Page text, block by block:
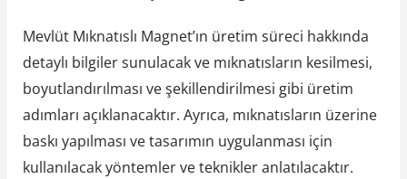
Mevlüt Mıknatıslı Magnet’ın üretim süreci hakkında
detaylı bilgiler sunulacak ve mıknatısların kesilmesi,
boyutlandırılması ve şekillendirilmesi gibi üretim
adımları açıklanacaktır. Ayrıca, mıknatısların üzerine
baskı yapılması ve tasarımın uygulanması için
kullanılacak yöntemler ve teknikler anlatılacaktır.